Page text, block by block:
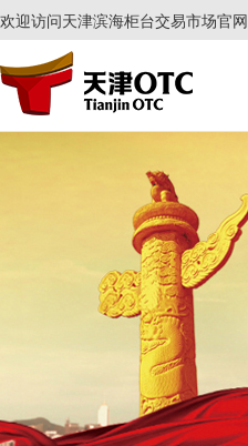
欢迎访问天津滨海柜台交易市场官网